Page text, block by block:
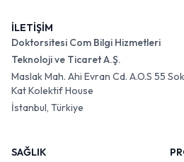
İLETİŞİM
Doktorsitesi Com Bilgi Hizmetleri
Teknoloji ve Ticaret A.Ş.
Maslak Mah. Ahi Evran Cd. A.O.S 55
Kat Kolektif House
İstanbul, Türkiye
SAĞLIK